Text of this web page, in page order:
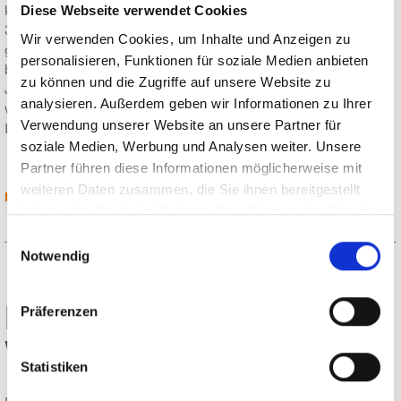
Diese Webseite verwendet Cookies
Wir verwenden Cookies, um Inhalte und Anzeigen zu
personalisieren, Funktionen für soziale Medien anbieten
zu können und die Zugriffe auf unsere Website zu
analysieren. Außerdem geben wir Informationen zu Ihrer
Verwendung unserer Website an unsere Partner für
soziale Medien, Werbung und Analysen weiter. Unsere
Partner führen diese Informationen möglicherweise mit
weiteren Daten zusammen, die Sie ihnen bereitgestellt
haben oder die sie im Rahmen Ihrer Nutzung der Dienste
Notwendig
Präferenzen
Statistiken
konnten gleichzeitig gebaut werden. Darunter ein Projekt von
3 Millionen für ein Schweizer Unternehmen. Dieses hätte
gerne weitere Anlagen im Wert von 10 Millionen bei MSK
bestellt. Dieser Auftrag konnte jedoch nicht mehr in diesem
Jahr berücksichtigt werden, weil die Kapazitäten ausverkauft
waren. Die Umsatzsteigerung wurde durch langjährige
Investitionen in…
MEHR LESEN
MSK press article in Glass
Worldwide Jul/Aug 2022